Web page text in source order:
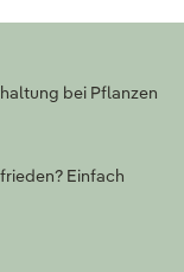
bei Pflanzen
Einfach